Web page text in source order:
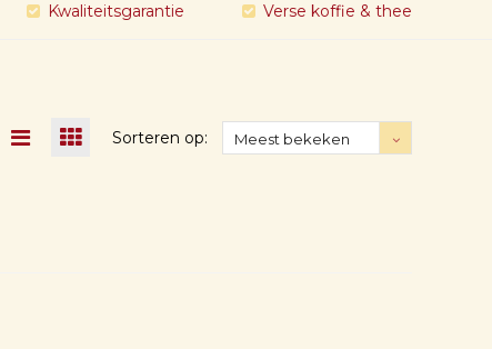
Kwaliteitsgarantie Verse koffie & thee
Sorteren op: Meest bekeken